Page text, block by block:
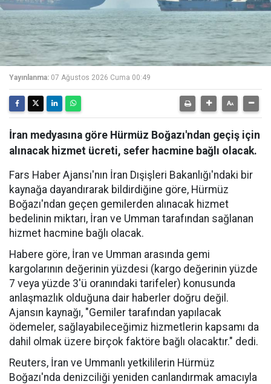
Yayınlanma: 07 Ağustos 2026 Cuma 00:49
İran medyasına göre Hürmüz Boğazı'ndan geçiş için
alınacak hizmet ücreti, sefer hacmine bağlı olacak.
Fars Haber Ajansı'nın İran Dışişleri Bakanlığı'ndaki bir
kaynağa dayandırarak bildirdiğine göre, Hürmüz
Boğazı'ndan geçen gemilerden alınacak hizmet
bedelinin miktarı, İran ve Umman tarafından sağlanan
hizmet hacmine bağlı olacak.
Habere göre, İran ve Umman arasında gemi
kargolarının değerinin yüzdesi (kargo değerinin yüzde
7 veya yüzde 3'ü oranındaki tarifeler) konusunda
anlaşmazlık olduğuna dair haberler doğru değil.
Ajansın kaynağı, "Gemiler tarafından yapılacak
ödemeler, sağlayabileceğimiz hizmetlerin kapsamı da
dahil olmak üzere birçok faktöre bağlı olacaktır." dedi.
Reuters, İran ve Ummanlı yetkililerin Hürmüz
Boğazı'nda denizciliği yeniden canlandırmak amacıyla